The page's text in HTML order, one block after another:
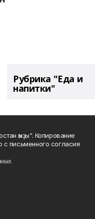
Рубрика "Еда и
напитки"
ҡыҙы". Копирование
письменного согласия